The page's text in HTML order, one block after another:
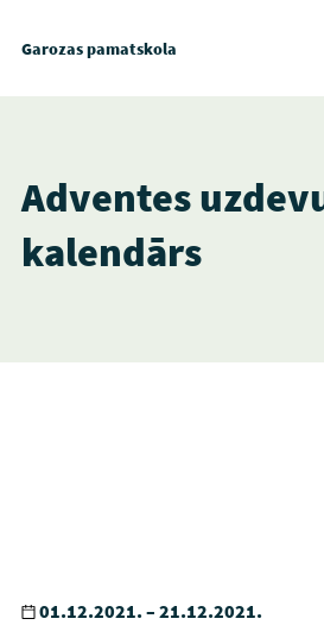
Garozas pamatskola
Adventes
kalendārs
01.12.2021. – 21.12.2021.